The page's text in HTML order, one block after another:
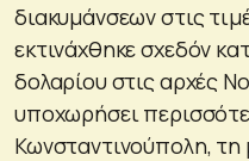
διακυμάνσεων στις
εκτινάχθηκε σχεδόν
δολαρίου στις αρχές
υποχωρήσει
Κωνσταντινούπολη,